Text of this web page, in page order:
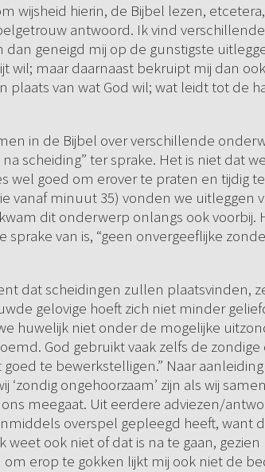
wijsheid hierin, de Bijbel lezen,
antwoord. Ik vind
dan geneigd mij op de gunstigste
wil; maar daarnaast bekruipt mij dan
plaats van wat God wil; wat leidt tot de
in de Bijbel over verschillende
scheiding” ter sprake. Het is niet dat
wel goed om erover te praten en tijdig
vanaf minuut 35) vonden we uitleggen
dit onderwerp onlangs ook voorbij.
sprake van is, “geen onvergeeflijke
dat scheidingen zullen plaatsvinden,
gelovige hoeft zich niet minder
huwelijk niet onder de mogelijke
God gebruikt vaak zelfs de
te bewerkstelligen.” Naar aanleiding
‘zondig ongehoorzaam’ zijn als wij
meegaat. Uit eerdere adviezen/
overspel gepleegd heeft, want
weet ook niet of dat is na te gaan,
om erop te gokken lijkt mij ook niet de